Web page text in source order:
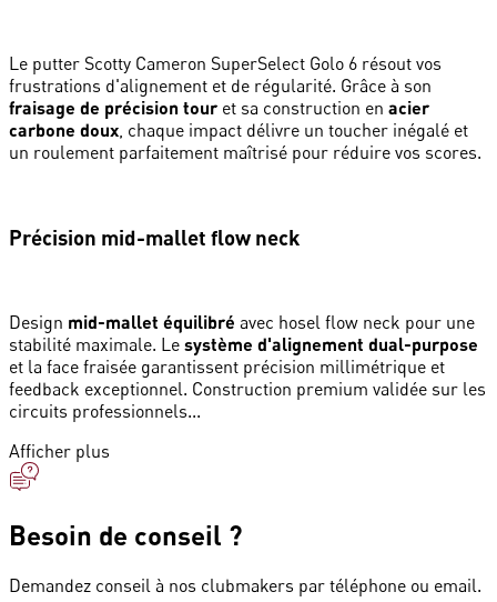
Le putter Scotty Cameron SuperSelect Golo 6 résout vos
frustrations d'alignement et de régularité. Grâce à son
fraisage de précision tour et sa construction en acier
carbone doux, chaque impact délivre un toucher inégalé et
un roulement parfaitement maîtrisé pour réduire vos scores.
Précision mid-mallet flow neck
Design mid-mallet équilibré avec hosel flow neck pour une
stabilité maximale. Le système d'alignement dual-purpose
et la face fraisée garantissent précision millimétrique et
feedback exceptionnel. Construction premium validée sur les
circuits professionnels...
Afficher plus
Besoin de conseil ?
Demandez conseil à nos clubmakers par téléphone ou email.